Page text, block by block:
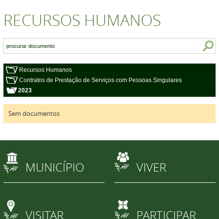
RECURSOS HUMANOS
Recursos Humanos
Contratos de Prestação de Serviços com Pessoas Singulares
2023
Sem documentos
MUNICÍPIO VIVER
VISITAR PARTICIPAR